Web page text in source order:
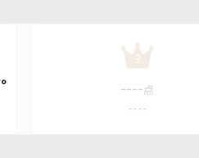
3
---- 点
----